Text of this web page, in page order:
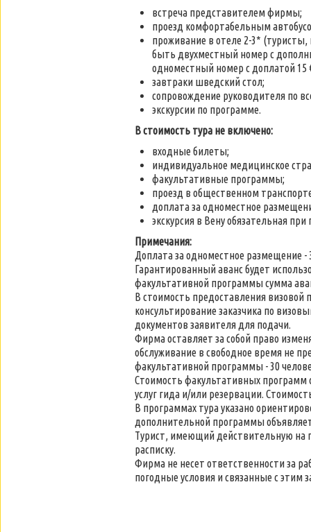
встреча представителем фирмы;
проезд комфортабельным
проживание в отеле 2-3*
быть двухместный номер с
одноместный номер с доплатой 15
завтраки шведский стол;
сопровождение руководителя по
экскурсии по программе.
В стоимость тура не включено:
входные билеты;
индивидуальное медицинское
факультативные программы;
проезд в общественном
доплата за одноместное
экскурсия в Вену обязательная при
Примечания:
Доплата за одноместное размещение -
Гарантированный аванс будет
факультативной программы сумма
В стоимость предоставления визовой
консультирование заказчика по
документов заявителя для подачи.
Фирма оставляет за собой право
обслуживание в свободное время не
факультативной программы - 30
Стоимость факультативных программ
услуг гида и/или резервации.
В программах тура указано
дополнительной программы
Турист, имеющий действительную на
расписку.
Фирма не несет ответственности за
погодные условия и связанные с этим